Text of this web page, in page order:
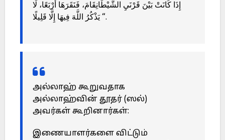
إِذَا كَانَتْ بَيْنَ قَرْنَيِ الشَّيْطَانِقَامَ، فَنَقَرَهَا أَرْبَعًا، لَا
يَذْكُرُ اللَّهَ فِيهَا إِلَّا قَلِيلًا “.
அல்லாஹ் கூறுவதாக
அல்லாஹ்வின் தூதர் (ஸல்)
அவர்கள் கூறினார்கள்:
இணையாளர்களை விட்டும்